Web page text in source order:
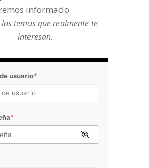
informado
temas que realmente te
interesan.
usuario*
*